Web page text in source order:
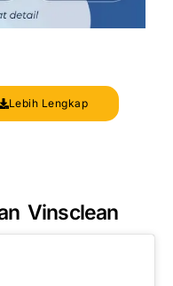
Lebih Lengkap
Vinsclean